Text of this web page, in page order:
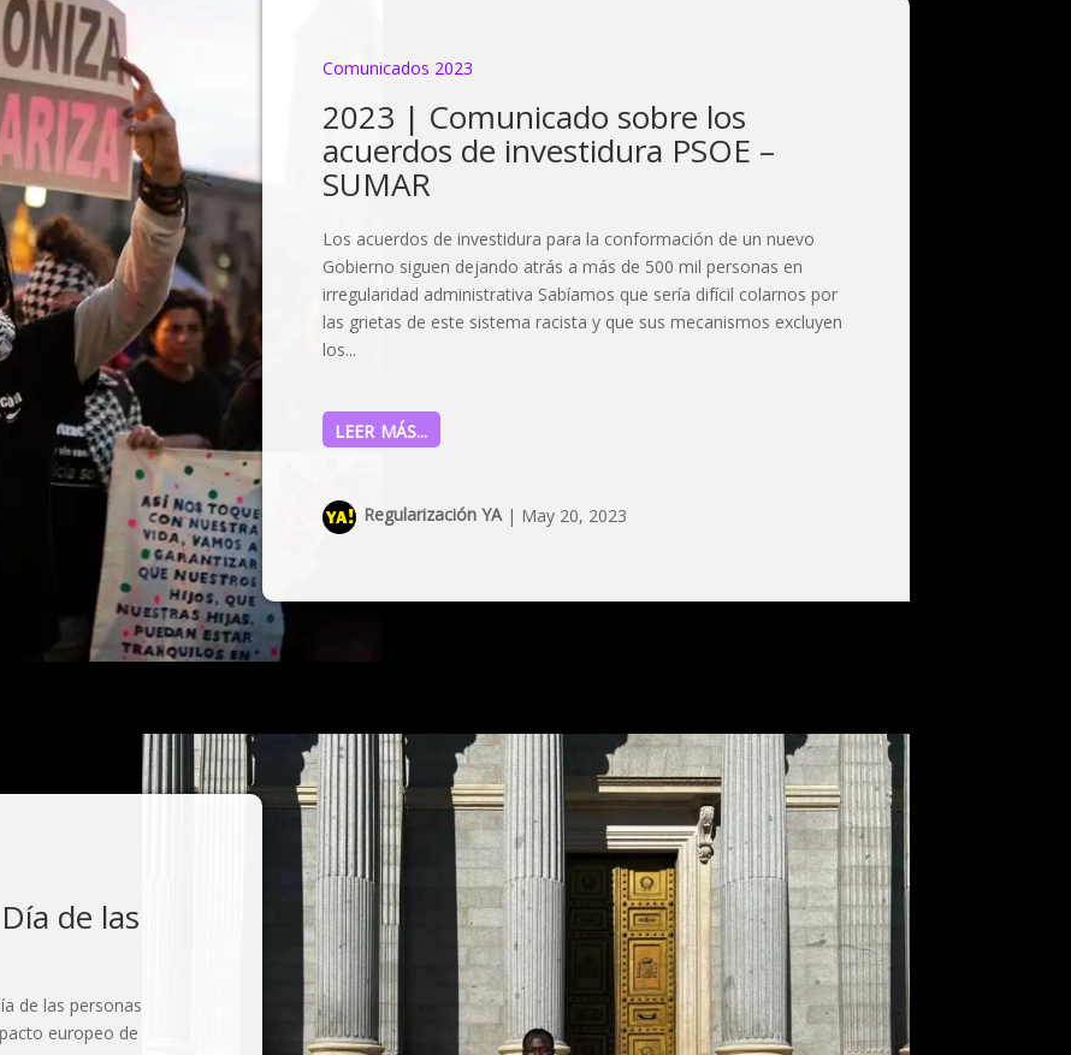
Comunicados 2023
2023 | Comunicado sobre los
acuerdos de investidura PSOE –
SUMAR
Los acuerdos de investidura para la conformación de un nuevo
Gobierno siguen dejando atrás a más de 500 mil personas en
irregularidad administrativa Sabíamos que sería difícil colarnos por
las grietas de este sistema racista y que sus mecanismos excluyen
los...
LEER MÁS...
Regularización YA| May 20, 2023
de las
de las personas
europeo de